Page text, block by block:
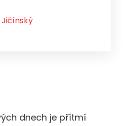
dnech je přítmí